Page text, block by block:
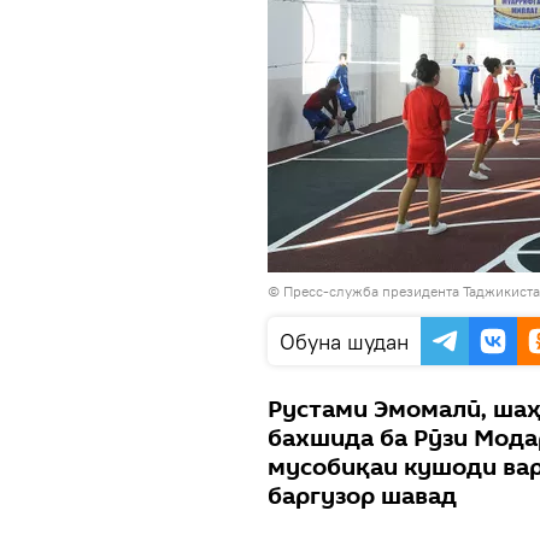
© Пресс-служба президента
Обуна шудан
Рустами Эмомалӣ,
бахшида ба Рӯзи
мусобиқаи кушоди
баргузор шавад